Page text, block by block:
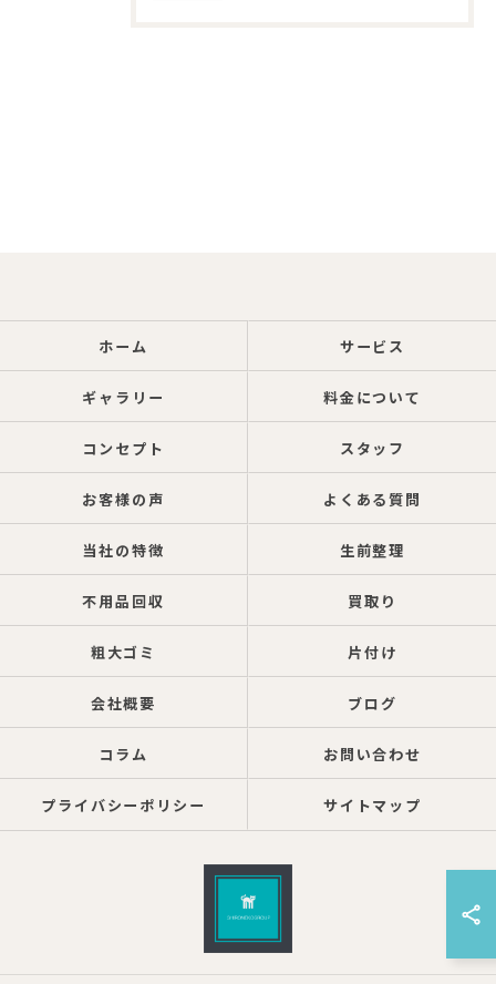
ホーム サービス
ギャラリー 料金について
コンセプト スタッフ
お客様の声 よくある質問
当社の特徴 生前整理
不用品回収 買取り
粗大ゴミ 片付け
会社概要 ブログ
コラム お問い合わせ
プライバシーポリシー サイトマップ